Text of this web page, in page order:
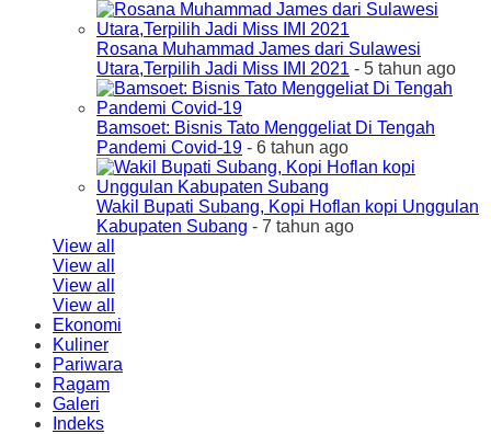
Rosana Muhammad James dari Sulawesi
Utara,Terpilih Jadi Miss IMI 2021 - 5 tahun ago
Bamsoet: Bisnis Tato Menggeliat Di Tengah
Pandemi Covid-19 - 6 tahun ago
Wakil Bupati Subang, Kopi Hoflan kopi Unggulan
Kabupaten Subang - 7 tahun ago
View all
View all
View all
View all
Ekonomi
Kuliner
Pariwara
Ragam
Galeri
Indeks